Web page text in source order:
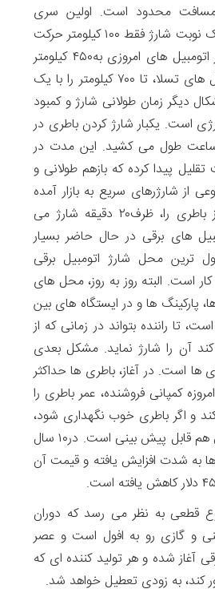
محدود است. اولین سری
اتومبیل های برقی با یک نوبت شارژ فقط ۱۰۰ کیلومتر حرکت
می کردند. این رقم در اتومبیل های امروزی به۴۵۰ کیلومتر
رسیده و بعضی از مدل های تسلا، تا ۷۰۰ کیلومتر را با یک
دیگر زمان طولانی شارژ و کمبود
است. یکبار شارژ کردن باطری در
ساعت طول می کشید. این مدت در
به ۸ ساعت تقلیل پیدا کرده که بازهم طولانی و
از شارژرهای سریع به بازار آمده
که حدود ۶۰ درصد از باطری را، ظرف۲۰ دقیقه شارژ می
های برقی در حال حاضر بسیار
ترین محل شارژ اتومبیل برقی
است. البته روز به روز، محل های
پارکینگ ها و در ایستگاه های بین
تا راننده بتواند در زمانی که از
کند آن را شارژ نماید. مشکل بعدی
است. در آغاز، باطری ها حداکثر
کمپانی فروشنده، عمر باطری را
کند و اگر باطری خوب نگهداری شود،
طول عمر آن تا ۱۲ سال هم قابل پیش بینی است. در۱۰ سال
به شدت افزایش یافته و قیمت آن
قطعی به نظر می رسد که دوران
و گازی رو به افول است و عصر
آغاز شده و هر تولید کننده ای که
کند، به زودی تعطیل خواهد شد.